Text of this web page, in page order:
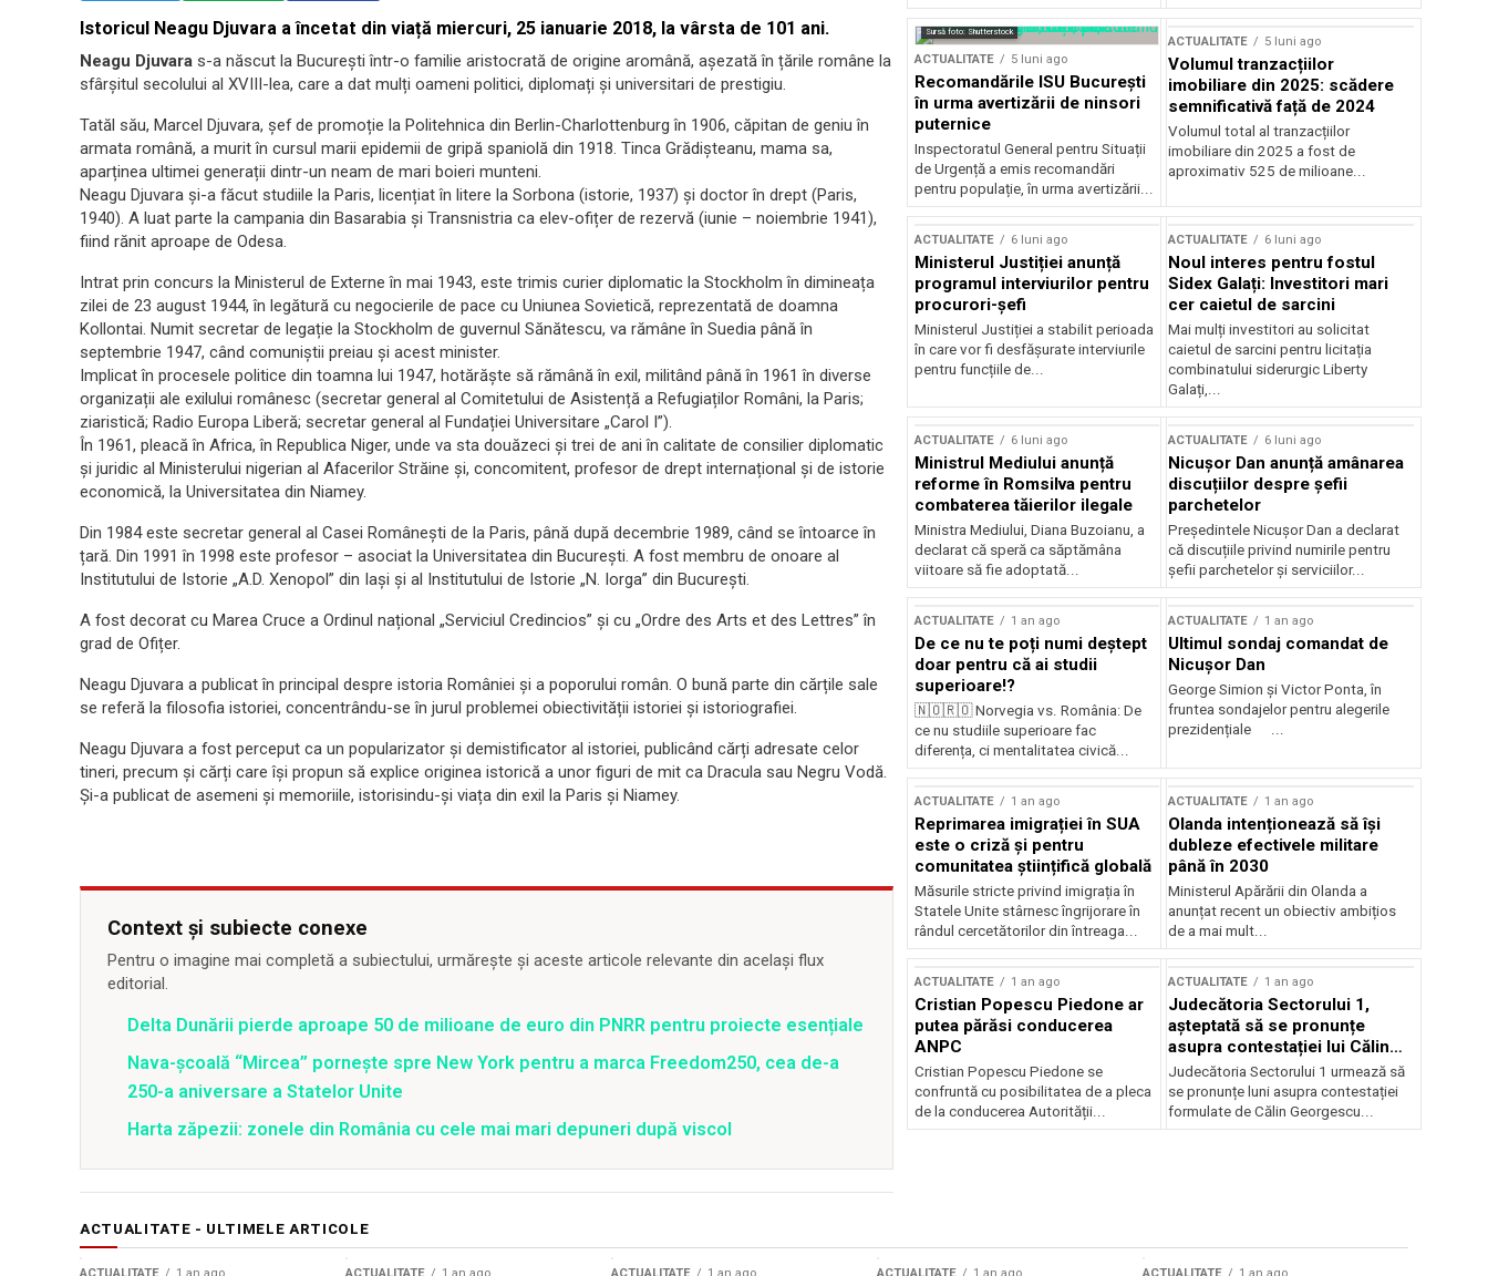
Istoricul Neagu Djuvara a încetat din viață miercuri, 25 ianuarie 2018, la vârsta de 101 ani.
Neagu Djuvara s-a născut la București într-o familie aristocrată de origine aromână, așezată în țările române la
sfârșitul secolului al XVIII-lea, care a dat mulți oameni politici, diplomați și universitari de prestigiu.
Tatăl său, Marcel Djuvara, șef de promoție la Politehnica din Berlin-Charlottenburg în 1906, căpitan de geniu în
armata română, a murit în cursul marii epidemii de gripă spaniolă din 1918. Tinca Grădișteanu, mama sa,
aparținea ultimei generații dintr-un neam de mari boieri munteni.
Neagu Djuvara și-a făcut studiile la Paris, licențiat în litere la Sorbona (istorie, 1937) și doctor în drept (Paris,
1940). A luat parte la campania din Basarabia și Transnistria ca elev-ofițer de rezervă (iunie – noiembrie 1941),
fiind rănit aproape de Odesa.
Intrat prin concurs la Ministerul de Externe în mai 1943, este trimis curier diplomatic la Stockholm în dimineața
zilei de 23 august 1944, în legătură cu negocierile de pace cu Uniunea Sovietică, reprezentată de doamna
Kollontai. Numit secretar de legație la Stockholm de guvernul Sănătescu, va rămâne în Suedia până în
septembrie 1947, când comuniștii preiau și acest minister.
Implicat în procesele politice din toamna lui 1947, hotărăște să rămână în exil, militând până în 1961 în diverse
organizații ale exilului românesc (secretar general al Comitetului de Asistență a Refugiaților Români, la Paris;
ziaristică; Radio Europa Liberă; secretar general al Fundației Universitare „Carol I”).
În 1961, pleacă în Africa, în Republica Niger, unde va sta douăzeci și trei de ani în calitate de consilier diplomatic
și juridic al Ministerului nigerian al Afacerilor Străine și, concomitent, profesor de drept internațional și de istorie
economică, la Universitatea din Niamey.
Din 1984 este secretar general al Casei Românești de la Paris, până după decembrie 1989, când se întoarce în
țară. Din 1991 în 1998 este profesor – asociat la Universitatea din București. A fost membru de onoare al
Institutului de Istorie „A.D. Xenopol” din Iași și al Institutului de Istorie „N. Iorga” din București.
A fost decorat cu Marea Cruce a Ordinul național „Serviciul Credincios” și cu „Ordre des Arts et des Lettres” în
grad de Ofițer.
Neagu Djuvara a publicat în principal despre istoria României și a poporului român. O bună parte din cărțile sale
se referă la filosofia istoriei, concentrându-se în jurul problemei obiectivității istoriei și istoriografiei.
Neagu Djuvara a fost perceput ca un popularizator și demistificator al istoriei, publicând cărți adresate celor
tineri, precum și cărți care își propun să explice originea istorică a unor figuri de mit ca Dracula sau Negru Vodă.
Și-a publicat de asemeni și memoriile, istorisindu-și viața din exil la Paris și Niamey.
Context și subiecte conexe
Pentru o imagine mai completă a subiectului, urmărește și aceste articole relevante din același flux
editorial.
Delta Dunării pierde aproape 50 de milioane de euro din PNRR pentru proiecte esențiale
Nava-școală “Mircea” pornește spre New York pentru a marca Freedom250, cea de-a
250-a aniversare a Statelor Unite
Harta zăpezii: zonele din România cu cele mai mari depuneri după viscol
Sursă foto: Shutterstock
ACTUALITATE 5 luni ago
Recomandările ISU București
în urma avertizării de ninsori
puternice
Inspectoratul General pentru Situații
de Urgență a emis recomandări
pentru populație, în urma avertizării...
ACTUALITATE 5 luni ago
Volumul tranzacțiilor
imobiliare din 2025: scădere
semnificativă față de 2024
Volumul total al tranzacțiilor
imobiliare din 2025 a fost de
aproximativ 525 de milioane...
ACTUALITATE 6 luni ago
Ministerul Justiției anunță
programul interviurilor pentru
procurori-șefi
Ministerul Justiției a stabilit perioada
în care vor fi desfășurate interviurile
pentru funcțiile de...
ACTUALITATE 6 luni ago
Noul interes pentru fostul
Sidex Galați: Investitori mari
cer caietul de sarcini
Mai mulți investitori au solicitat
caietul de sarcini pentru licitația
combinatului siderurgic Liberty
Galați,...
ACTUALITATE 6 luni ago
Ministrul Mediului anunță
reforme în Romsilva pentru
combaterea tăierilor ilegale
Ministra Mediului, Diana Buzoianu, a
declarat că speră ca săptămâna
viitoare să fie adoptată...
ACTUALITATE 6 luni ago
Nicușor Dan anunță amânarea
discuțiilor despre șefii
parchetelor
Președintele Nicușor Dan a declarat
că discuțiile privind numirile pentru
șefii parchetelor și serviciilor...
ACTUALITATE 1 an ago
De ce nu te poți numi deștept
doar pentru că ai studii
superioare!?
🇳🇴🇷🇴 Norvegia vs. România: De
ce nu studiile superioare fac
diferența, ci mentalitatea civică...
ACTUALITATE 1 an ago
Ultimul sondaj comandat de
Nicușor Dan
George Simion și Victor Ponta, în
fruntea sondajelor pentru alegerile
prezidențiale ...
ACTUALITATE 1 an ago
Reprimarea imigrației în SUA
este o criză și pentru
comunitatea științifică globală
Măsurile stricte privind imigrația în
Statele Unite stârnesc îngrijorare în
rândul cercetătorilor din întreaga...
ACTUALITATE 1 an ago
Olanda intenționează să își
dubleze efectivele militare
până în 2030
Ministerul Apărării din Olanda a
anunțat recent un obiectiv ambițios
de a mai mult...
ACTUALITATE 1 an ago
Cristian Popescu Piedone ar
putea părăsi conducerea
ANPC
Cristian Popescu Piedone se
confruntă cu posibilitatea de a pleca
de la conducerea Autorității...
ACTUALITATE 1 an ago
Judecătoria Sectorului 1,
așteptată să se pronunțe
asupra contestației lui Călin
Georgescu privind controlul
judiciar
Judecătoria Sectorului 1 urmează să
se pronunțe luni asupra contestației
formulate de Călin Georgescu...
ACTUALITATE - ULTIMELE ARTICOLE